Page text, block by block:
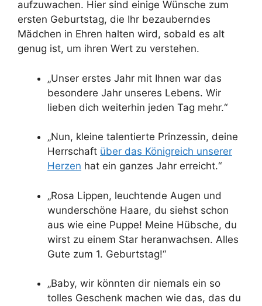
aufzuwachen. Hier sind einige Wünsche zum
ersten Geburtstag, die Ihr bezauberndes
Mädchen in Ehren halten wird, sobald es alt
genug ist, um ihren Wert zu verstehen.
„Unser erstes Jahr mit Ihnen war das
besondere Jahr unseres Lebens. Wir
lieben dich weiterhin jeden Tag mehr.“
„Nun, kleine talentierte Prinzessin, deine
Herrschaft über das Königreich unserer
Herzen hat ein ganzes Jahr erreicht.“
„Rosa Lippen, leuchtende Augen und
wunderschöne Haare, du siehst schon
aus wie eine Puppe! Meine Hübsche, du
wirst zu einem Star heranwachsen. Alles
Gute zum 1. Geburtstag!“
„Baby, wir könnten dir niemals ein so
tolles Geschenk machen wie das, das du